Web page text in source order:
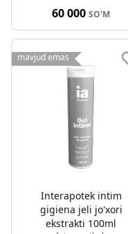
60 000 SO'M
mavjud emas
Interapotek intim
gigiena jeli jo'xori
ekstrakti 100ml